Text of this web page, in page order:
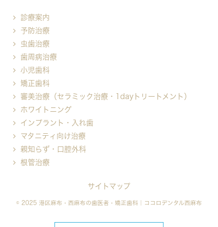
診療案内
予防治療
虫歯治療
歯周病治療
小児歯科
矯正歯科
審美治療（セラミック治療・1dayトリートメント）
ホワイトニング
インプラント・入れ歯
マタニティ向け治療
親知らず・口腔外科
根管治療
サイトマップ
© 2025 港区麻布・西麻布の歯医者・矯正歯科｜ココロデンタル西麻布